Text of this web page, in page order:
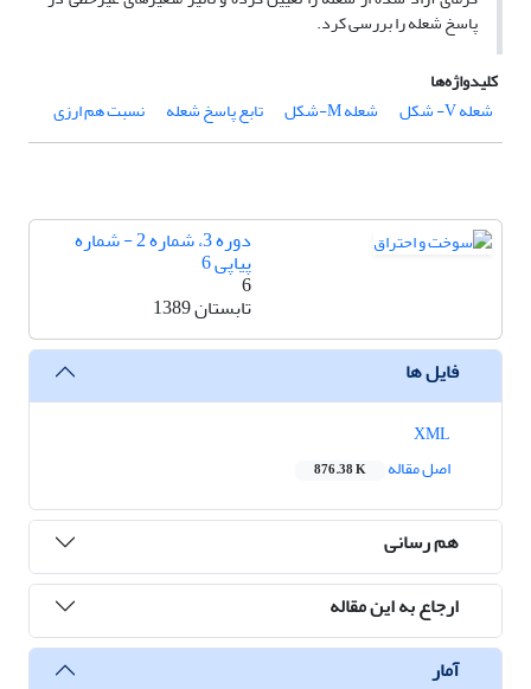
پاسخ شعله را بررسی کرد.
کلیدواژه‌ها
شعله V- شکل
شعله M-شکل ­تابع پاسخ شعله نسبت هم­ ارزی
دوره 3، شماره 2 - شماره
پیاپی 6
6
تابستان 1389
فایل ها
اصل مقاله
876.38 K
هم رسانی
ارجاع به این مقاله
آمار